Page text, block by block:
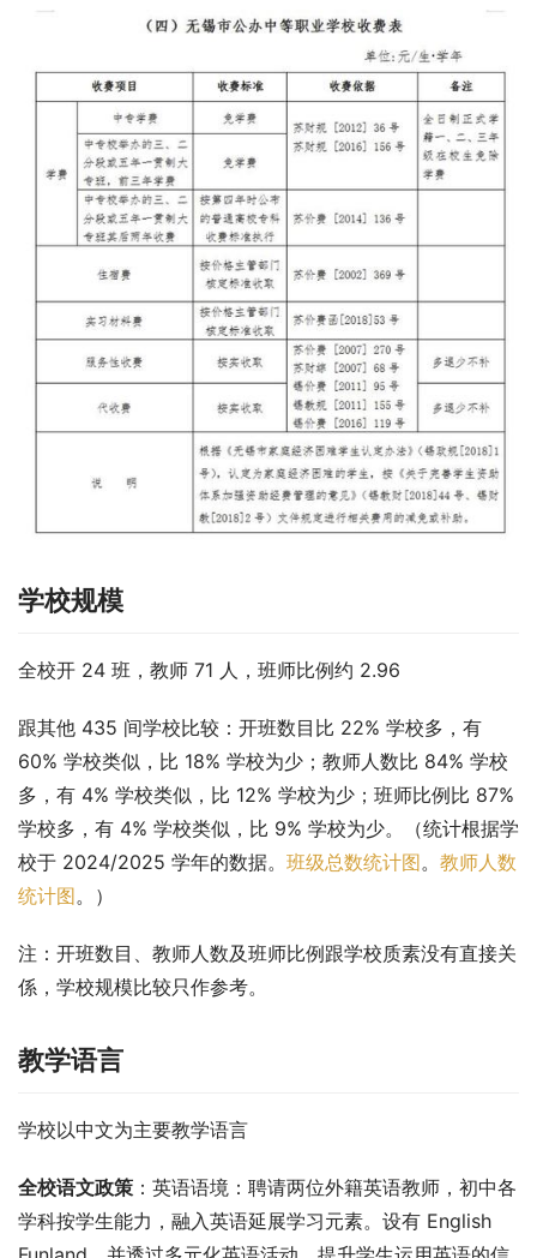
学校规模
全校开 24 班，教师 71 人，班师比例约 2.96
跟其他 435 间学校比较：开班数目比 22% 学校多，有
60% 学校类似，比 18% 学校为少；教师人数比 84% 学校
多，有 4% 学校类似，比 12% 学校为少；班师比例比 87%
学校多，有 4% 学校类似，比 9% 学校为少。（统计根据学
校于 2024/2025 学年的数据。 班级总数统计图。 教师人数
统计图。）
注：开班数目、教师人数及班师比例跟学校质素没有直接关
係，学校规模比较只作参考。
教学语言
学校以中文为主要教学语言
全校语文政策 ：英语语境：聘请两位外籍英语教师，初中各
学科按学生能力，融入英语延展学习元素。设有 English